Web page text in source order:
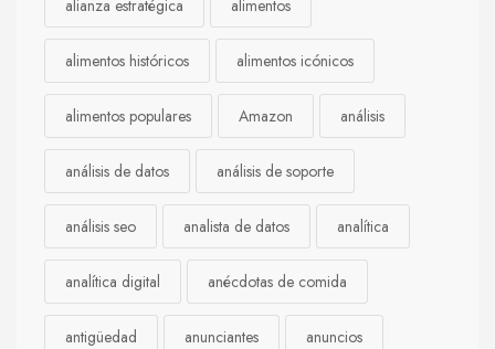
alianza estratégica alimentos
alimentos históricos alimentos icónicos
alimentos populares Amazon análisis
análisis de datos análisis de soporte
análisis seo analista de datos analítica
analítica digital anécdotas de comida
antigüedad anunciantes anuncios